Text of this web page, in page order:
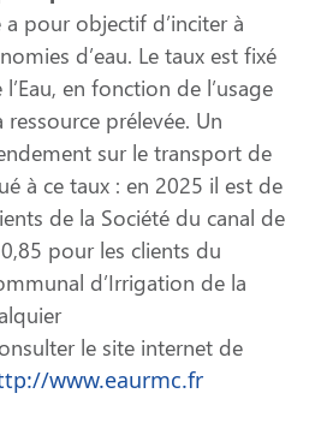
a pour objectif d’inciter à
d’eau. Le taux est fixé
en fonction de l’usage
ressource prélevée. Un
sur le transport de
à ce taux : en 2025 il est de
de la Société du canal de
pour les clients du
d’Irrigation de la
le site internet de
www.eaurmc.fr